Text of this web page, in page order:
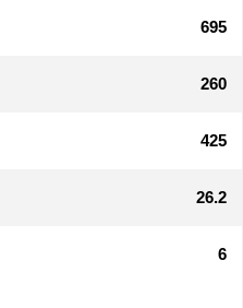
695
260
425
26.2
6